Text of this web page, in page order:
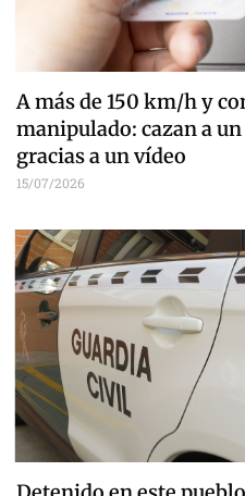
A más de 150 km/h y
manipulado: cazan a
gracias a un vídeo
15/07/2026